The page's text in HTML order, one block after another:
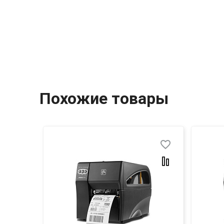
Похожие товары
favorite_border